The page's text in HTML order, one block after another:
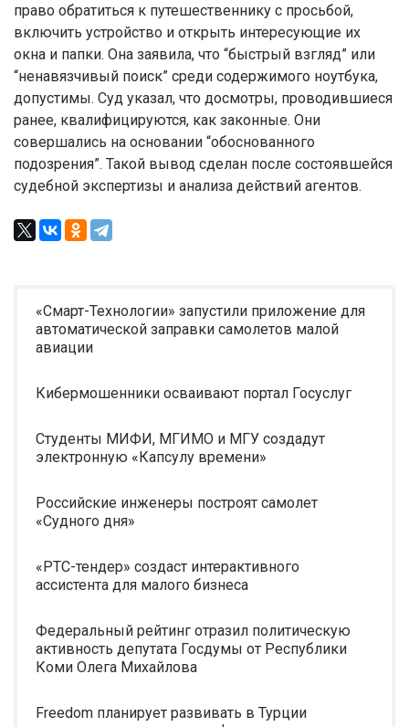
право обратиться к путешественнику с просьбой,
включить устройство и открыть интересующие их
окна и папки. Она заявила, что “быстрый взгляд” или
“ненавязчивый поиск” среди содержимого ноутбука,
допустимы. Суд указал, что досмотры, проводившиеся
ранее, квалифицируются, как законные. Они
совершались на основании “обоснованного
подозрения”. Такой вывод сделан после состоявшейся
судебной экспертизы и анализа действий агентов.
«Смарт-Технологии» запустили приложение для
автоматической заправки самолетов малой
авиации
Кибермошенники осваивают портал Госуслуг
Студенты МИФИ, МГИМО и МГУ создадут
электронную «Капсулу времени»
Российские инженеры построят самолет
«Судного дня»
«РТС-тендер» создаст интерактивного
ассистента для малого бизнеса
Федеральный рейтинг отразил политическую
активность депутата Госдумы от Республики
Коми Олега Михайлова
Freedom планирует развивать в Турции